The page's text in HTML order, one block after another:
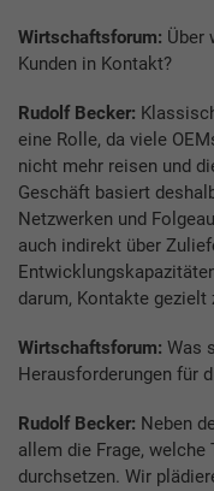
Wirtschaftsforum: Über
Kunden in Kontakt?
Rudolf Becker:
eine Rolle, da viele
nicht mehr reisen und
Geschäft basiert
Netzwerken und
auch indirekt über
darum, Kontakte gezielt
Wirtschaftsforum: Was
Herausforderungen für
Rudolf Becker: Neben
allem die Frage,
durchsetzen. Wir